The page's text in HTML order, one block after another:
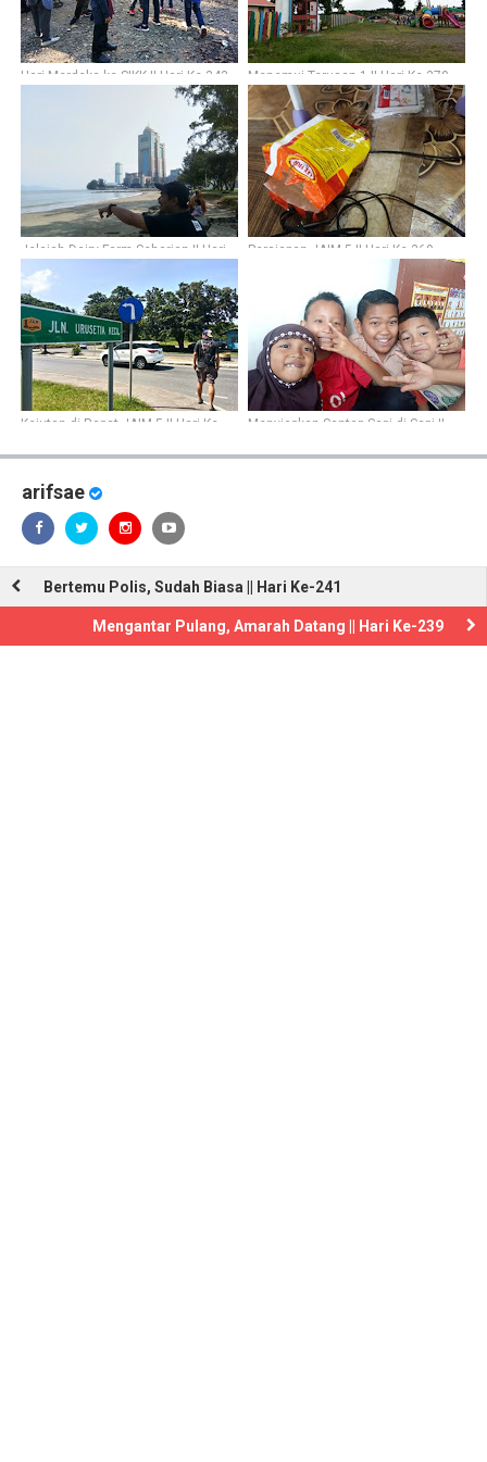
Hari Merdeka ke SIKK || Hari Ke-343 Menemui Terusan 1 || Hari Ke-370
Jelajah Dairy Farm Seharian || Hari
Persiapan JAIM 5 || Hari Ke-369
Kejutan di Rapat JAIM 5 || Hari Ke-
Menyiapkan Santap Sapi di Sapi ||
arifsae
Bertemu Polis, Sudah Biasa || Hari Ke-241
Mengantar Pulang, Amarah Datang || Hari Ke-239